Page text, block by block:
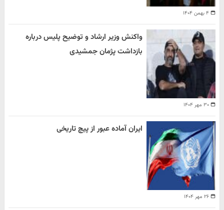
۴ بهمن ۱۴۰۴
۳۰ مهر ۱۴۰۴
واکنش وزیر ارشاد و توضیح پلیس درباره
بازداشت پژمان جمشیدی
۲۶ مهر ۱۴۰۴
ایران آماده عبور از پیچ تاریخی